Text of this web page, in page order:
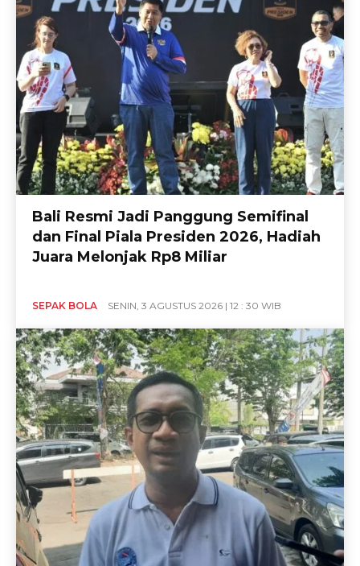
Bali Resmi Jadi Panggung Semifinal
dan Final Piala Presiden 2026, Hadiah
Juara Melonjak Rp8 Miliar
SEPAK BOLA SENIN, 3 AGUSTUS 2026 | 12 : 30 WIB